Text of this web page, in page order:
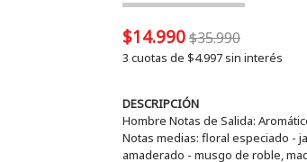
$14.990$35.990
3 cuotas de $4.997sin interés
DESCRIPCIÓN
Hombre Notas de Salida:
Notas medias: floral especiado -
amaderado - musgo de roble,